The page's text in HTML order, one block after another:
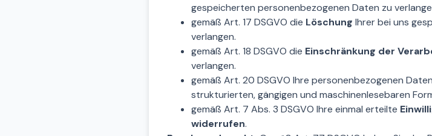
gespeicherten personenbezogenen Daten zu
gemäß Art. 17 DSGVO die Löschung Ihrer bei uns
verlangen.
gemäß Art. 18 DSGVO die Einschränkung der
verlangen.
gemäß Art. 20 DSGVO Ihre personenbezogenen
strukturierten, gängigen und maschinenlesebaren
gemäß Art. 7 Abs. 3 DSGVO Ihre einmal erteilte
widerrufen.